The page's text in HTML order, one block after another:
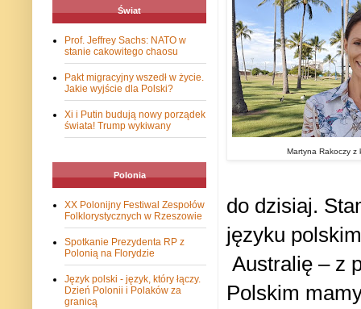
Martyna Rakoczy z
do dzisiaj.
języku
Australię – z
Polskim
Świat
Prof. Jeffrey Sachs: NATO w
stanie cakowitego chaosu
Pakt migracyjny wszedł w życie.
Jakie wyjście dla Polski?
Xi i Putin budują nowy porządek
świata! Trump wykiwany
Polonia
XX Polonijny Festiwal Zespołów
Folklorystycznych w Rzeszowie
Spotkanie Prezydenta RP z
Polonią na Florydzie
Język polski - język, który łączy.
Dzień Polonii i Polaków za
granicą